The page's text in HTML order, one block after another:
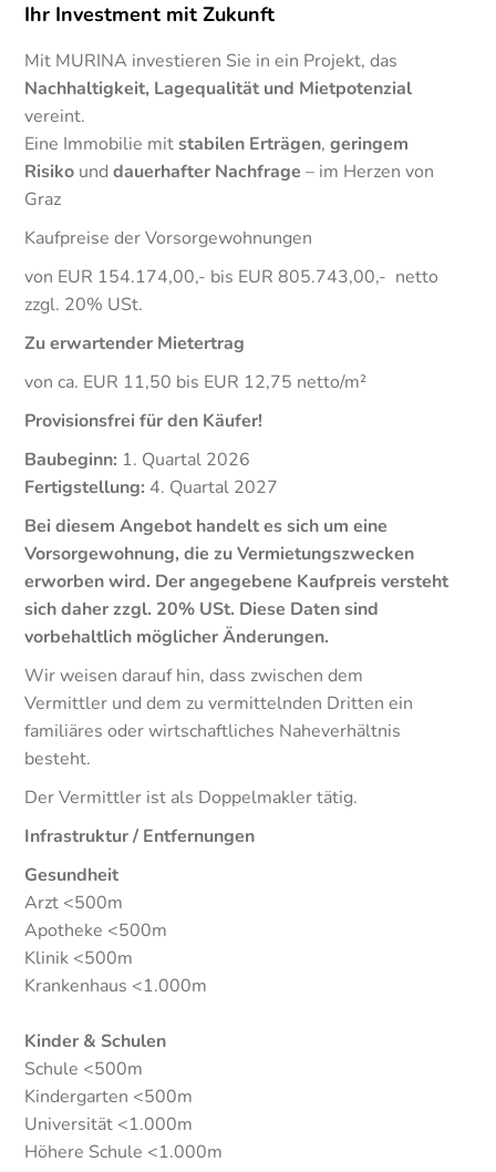
Ihr Investment mit Zukunft
Mit MURINA investieren Sie in ein Projekt, das
Nachhaltigkeit, Lagequalität und Mietpotenzial
vereint.
Eine Immobilie mitstabilen Erträgen,geringem
Risiko unddauerhafter Nachfrage – im Herzen von
Graz
Kaufpreise der Vorsorgewohnungen
von EUR 154.174,00,- bis EUR 805.743,00,- netto
zzgl. 20% USt.
Zu erwartender Mietertrag
von ca. EUR 11,50 bis EUR 12,75 netto/m²
Provisionsfrei für den Käufer!
Baubeginn: 1. Quartal 2026
Fertigstellung: 4. Quartal 2027
Bei diesem Angebot handelt es sich um eine
Vorsorgewohnung, die zu Vermietungszwecken
erworben wird. Der angegebene Kaufpreis versteht
sich daher zzgl. 20% USt. Diese Daten sind
vorbehaltlich möglicher Änderungen.
Wir weisen darauf hin, dass zwischen dem
Vermittler und dem zu vermittelnden Dritten ein
familiäres oder wirtschaftliches Naheverhältnis
besteht.
Der Vermittler ist als Doppelmakler tätig.
Infrastruktur / Entfernungen
Gesundheit
Arzt <500m
Apotheke <500m
Klinik <500m
Krankenhaus <1.000m
Kinder & Schulen
Schule <500m
Kindergarten <500m
Universität <1.000m
Höhere Schule <1.000m